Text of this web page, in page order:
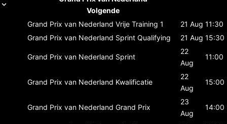
Volgende
Grand Prix van Nederland Vrije Training 1 21 Aug 11:30
Grand Prix van Nederland Sprint Qualifying 21 Aug 15:30
Grand Prix van Nederland Sprint
22
Aug
11:00
Grand Prix van Nederland Kwalificatie
22
Aug
15:00
Grand Prix van Nederland Grand Prix
23
Aug
14:00